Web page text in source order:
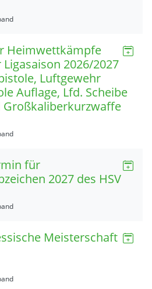
Heimwettkämpfe
2026/2027
Luftgewehr
Auflage, Lfd. Scheibe
Großkaliberkurzwaffe
für
2027 des HSV
Meisterschaft